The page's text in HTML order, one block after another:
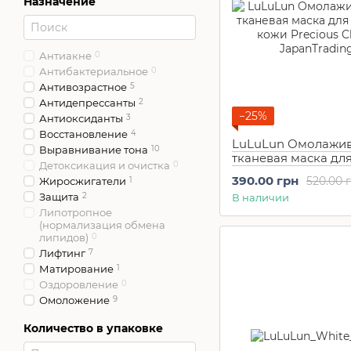
−25%
LuLuLun
тканевая маска для
(7 шт)
520.00
390.00 грн
В наличии
SPA Treatment
THE STEM CELL
TOFU MORITAYA
TOKIWA / SANA 4
Utena 6
Эссенция 0
Антиакне 0
Антибактериальное 0
Антивозрастное 5
Антидепрессанты 2
Антиоксиданты 3
Восстановление 4
Выравнивание тона 10
Детоксикация и очистка 0
Жиросжигатели 1
Защита 2
Липотропное
(нормализация обмена
липидов) 0
Лифтинг 7
Матирование 1
Оздоровление 0
Омоложение 9
Отбеливание 4
1
Количество в упаковке